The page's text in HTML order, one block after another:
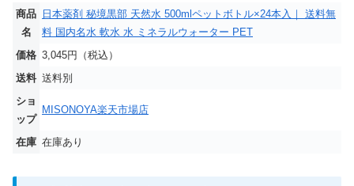
商品
名
日本薬剤 秘境黒部 天然水 500mlペットボトル×24本入｜ 送料無
料 国内名水 軟水 水 ミネラルウォーター PET
価格 3,045円（税込）
送料 送料別
ショ
ップ
MISONOYA楽天市場店
在庫 在庫あり